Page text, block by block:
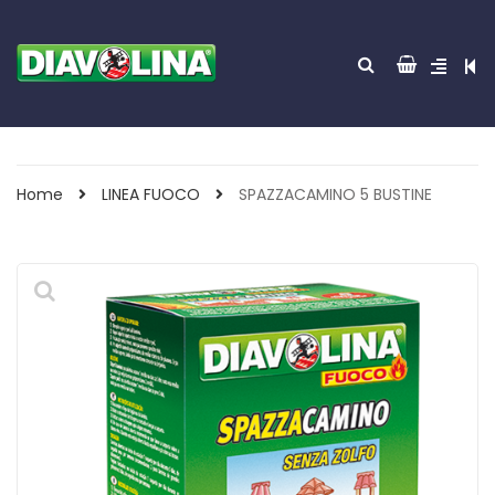
Home LINEA FUOCO SPAZZACAMINO 5 BUSTINE
ACCENDITUTTO 30
GREEN POWER 85